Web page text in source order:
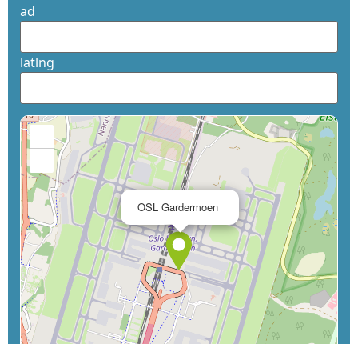
ad
latlng
OSL Gardermoen